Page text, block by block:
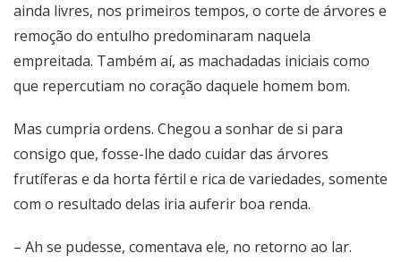
ainda livres, nos primeiros tempos, o corte de árvores e
remoção do entulho predominaram naquela
empreitada. Também aí, as machadadas iniciais como
que repercutiam no coração daquele homem bom.
Mas cumpria ordens. Chegou a sonhar de si para
consigo que, fosse-lhe dado cuidar das árvores
frutíferas e da horta fértil e rica de variedades, somente
com o resultado delas iria auferir boa renda.
– Ah se pudesse, comentava ele, no retorno ao lar.